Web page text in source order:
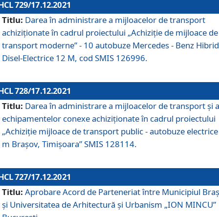
729/17.12.2021
Titlu: Darea în administrare a mijloacelor de transport
achiziționate în cadrul proiectului „Achiziţie de mijloace de
transport moderne” - 10 autobuze Mercedes - Benz Hibrid
Disel-Electrice 12 M, cod SMIS 126996.
728/17.12.2021
Titlu: Darea în administrare a mijloacelor de transport și a
echipamentelor conexe achiziționate în cadrul proiectului
„Achiziție mijloace de transport public - autobuze
m Brașov, Timișoara” SMIS 128114.
727/17.12.2021
Titlu: Aprobare Acord de Parteneriat între Municipiul
și Universitatea de Arhitectură și Urbanism „ION MINCU”